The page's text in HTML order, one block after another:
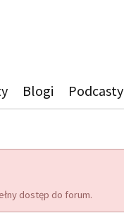
Blogi Podcasty
dostęp do forum.